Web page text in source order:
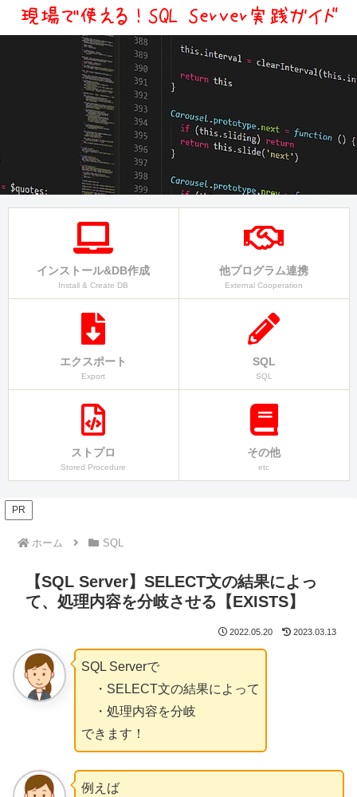
インストール&DB作成
Install & Create DB
他プログラム連携
External Cooperation
エクスポート
Export
SQL
SQL
ストプロ
Stored Procedure
その他
etc
PR
ホーム SQL
【SQL Server】SELECT文の結果によっ
て、処理内容を分岐させる【EXISTS】
2022.05.20 2023.03.13
SQL Serverで
・SELECT文の結果によって
・処理内容を分岐
できます！
例えば